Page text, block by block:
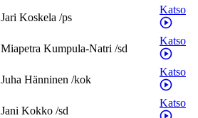
Jari Koskela /ps
Katso
Miapetra Kumpula-Natri /sd
Katso
Juha Hänninen /kok
Katso
Jani Kokko /sd
Katso